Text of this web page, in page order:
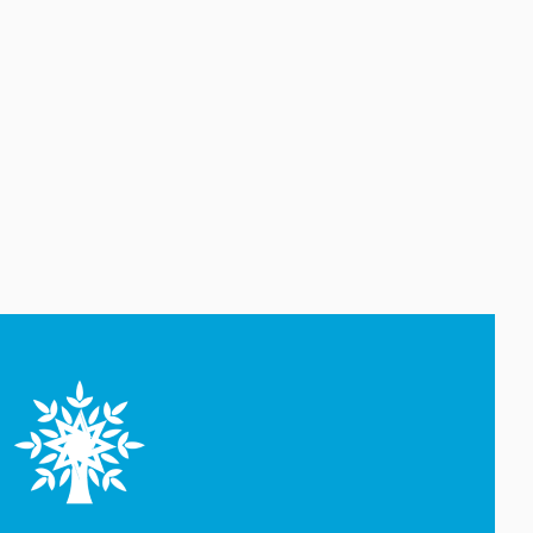
07 Avqust 16:23
"Real Madrid" Vinisius Junior
ilə müqaviləni uzadıb